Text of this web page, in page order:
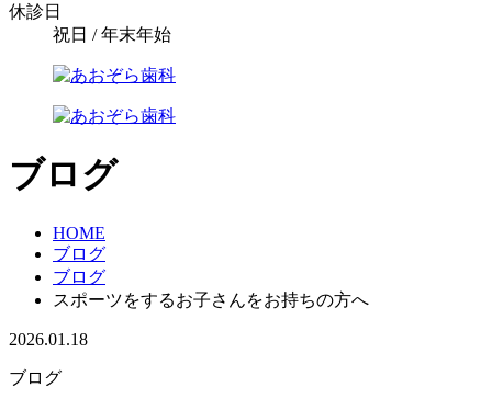
休診日
祝日 / 年末年始
ブログ
HOME
ブログ
ブログ
スポーツをするお子さんをお持ちの方へ
2026.01.18
ブログ